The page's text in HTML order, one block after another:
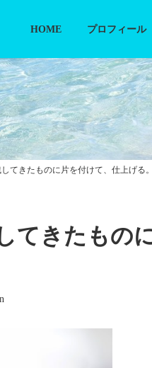
HOME プロフィール
てきたものに片を付けて、仕上げる。
てきたもの